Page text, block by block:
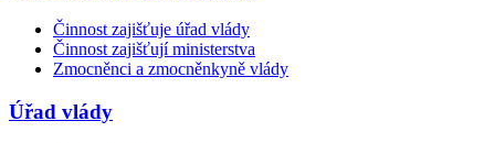
Činnost zajišťuje úřad vlády
Činnost zajišťují ministerstva
Zmocněnci a zmocněnkyně vlády
Úřad vlády